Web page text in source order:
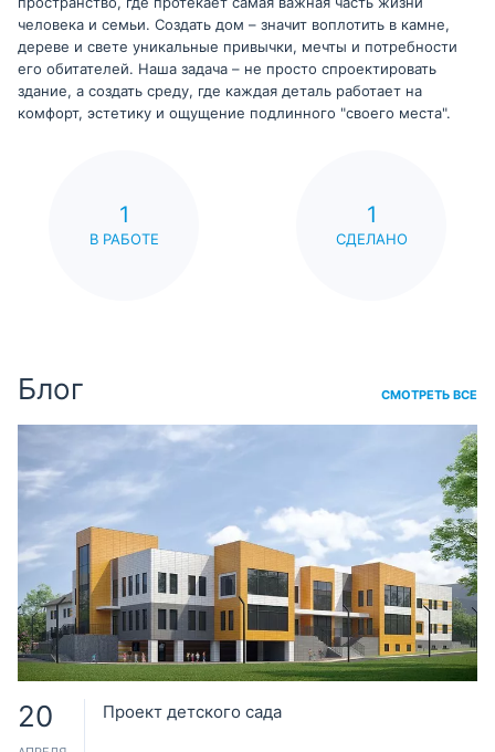
человека и семьи. Создать дом – значит воплотить в камне,
дереве и свете уникальные привычки, мечты и потребности
его обитателей. Наша задача – не просто спроектировать
здание, а создать среду, где каждая деталь работает на
комфорт, эстетику и ощущение подлинного "своего места".
1
В РАБОТЕ
1
СДЕЛАНО
Блог СМОТРЕТЬ ВСЕ
20 Проект детского сада